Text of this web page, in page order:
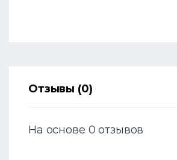
Отзывы (0)
На основе 0 отзывов